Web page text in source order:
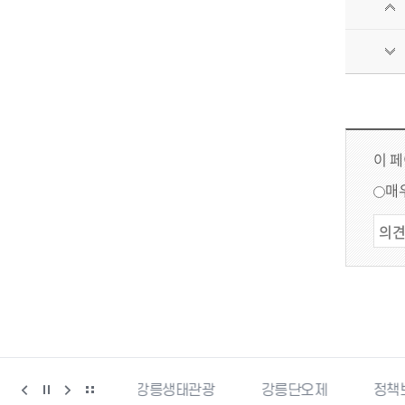
이
매
강릉생태관광 강릉단오제 정책브리핑 강원